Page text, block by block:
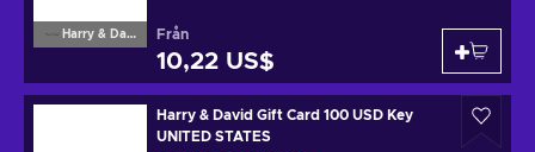
Harry & David Från
10,22 US$
Harry & David Gift Card 100 USD Key
UNITED STATES